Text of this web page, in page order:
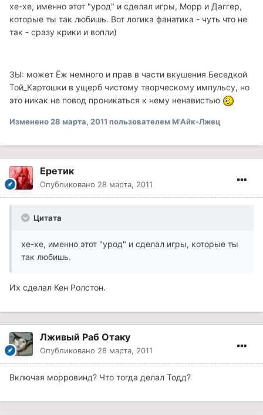
хе-хе, именно этот "урод" и сделал игры, Морр и Даггер,
которые ты так любишь. Вот логика фанатика - чуть что не
так - сразу крики и вопли)
ЗЫ: может Ёж немного и прав в части вкушения Беседкой
Той_Картошки в ущерб чистому творческому импульсу, но
это никак не повод проникаться к нему ненавистью
Изменено 28 марта, 2011 пользователем М'Айк-Лжец
Еретик
Опубликовано 28 марта, 2011
Цитата
хе-хе, именно этот "урод" и сделал игры, которые ты
так любишь.
Их сделал Кен Ролстон.
Лживый Раб Отаку
Опубликовано 28 марта, 2011
Включая морровинд? Что тогда делал Тодд?